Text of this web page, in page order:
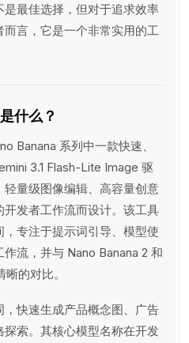
最佳选择，但对于追求效率
言，它是一个非常实用的工
什么？
Banana 系列中一款快速、
3.1 Flash-Lite Image 驱
量级图像编辑、高容量创意
发者工作流而设计。该工具
专注于提示词引导、模型使
流，并与 Nano Banana 2 和
的对比。
快速生成产品概念图、广告
索。其核心模型名称在开发